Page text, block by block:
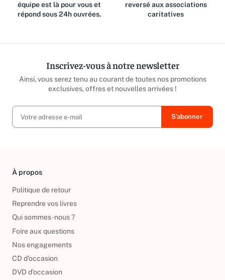
équipe est là pour vous et
répond sous 24h ouvrées.
reversé aux associations
caritatives
Inscrivez-vous à notre newsletter
Ainsi, vous serez tenu au courant de toutes nos promotions
exclusives, offres et nouvelles arrivées !
À propos
Politique de retour
Reprendre vos livres
Qui sommes-nous ?
Foire aux questions
Nos engagements
CD d'occasion
DVD d'occasion